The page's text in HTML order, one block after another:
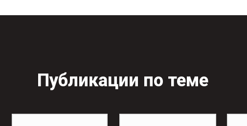
Публикации по теме